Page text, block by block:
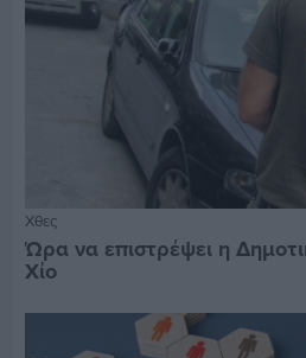
Χθες
Ώρα να επιστρέψει η
Χίο